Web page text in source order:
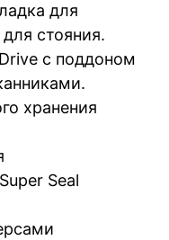
для
стояния.
с поддоном
хранения
Seal